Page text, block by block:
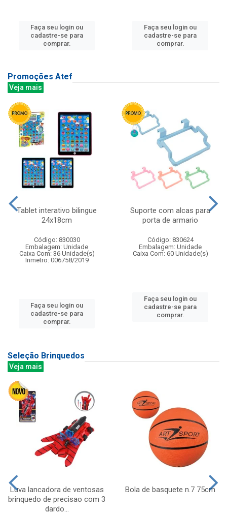
Faça seu login ou
cadastre-se para
comprar.
Faça seu login ou
cadastre-se para
comprar.
Promoções Atef
Veja mais
Tablet interativo bilingue
24x18cm
Código: 830030
Embalagem: Unidade
Caixa Com: 36 Unidade(s)
Inmetro: 006758/2019
Faça seu login ou
cadastre-se para
comprar.
Suporte com alcas para
porta de armario
Código: 830624
Embalagem: Unidade
Caixa Com: 60 Unidade(s)
Faça seu login ou
cadastre-se para
comprar.
Seleção Brinquedos
Veja mais
Luva lancadora de ventosas
brinquedo de precisao com 3
dardo...
Bola de basquete n.7 75cm